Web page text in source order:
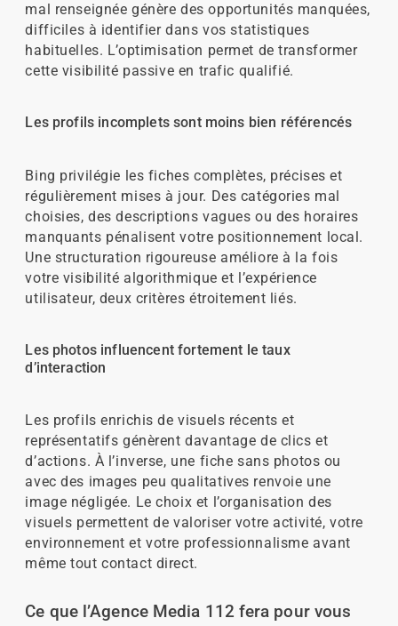
mal renseignée génère des opportunités manquées,
difficiles à identifier dans vos statistiques
habituelles. L’optimisation permet de transformer
cette visibilité passive en trafic qualifié.
Les profils incomplets sont moins bien référencés
Bing privilégie les fiches complètes, précises et
régulièrement mises à jour. Des catégories mal
choisies, des descriptions vagues ou des horaires
manquants pénalisent votre positionnement local.
Une structuration rigoureuse améliore à la fois
votre visibilité algorithmique et l’expérience
utilisateur, deux critères étroitement liés.
Les photos influencent fortement le taux
d’interaction
Les profils enrichis de visuels récents et
représentatifs génèrent davantage de clics et
d’actions. À l’inverse, une fiche sans photos ou
avec des images peu qualitatives renvoie une
image négligée. Le choix et l’organisation des
visuels permettent de valoriser votre activité, votre
environnement et votre professionnalisme avant
même tout contact direct.
Ce que l’Agence Media 112 fera pour vous